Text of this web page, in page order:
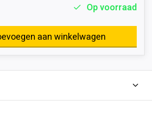
Op voorraad
aan winkelwagen